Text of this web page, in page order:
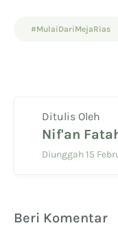
#MulaiDariMejaRias
Ditulis Oleh
Nif'an
Diunggah 15
Beri Komentar